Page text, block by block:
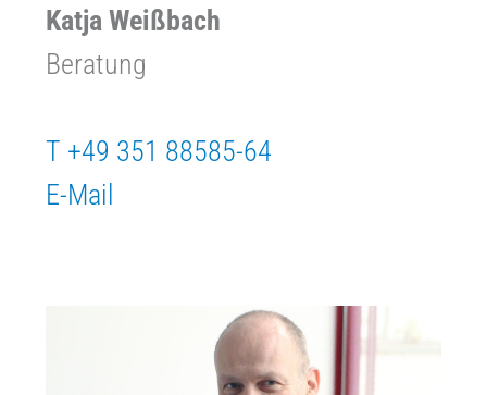
Katja Weißbach
Beratung
T +49 351 88585-64
E-Mail